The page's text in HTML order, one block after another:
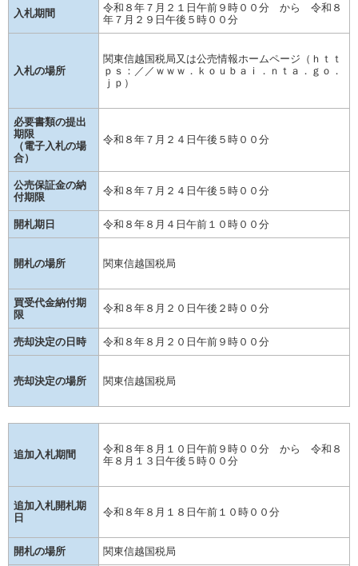
入札期間
令和８年７月２１日午前９時００分 から 令和８
年７月２９日午後５時００分
入札の場所
関東信越国税局又は公売情報ホームページ（ｈｔｔ
ｐｓ：／／ｗｗｗ．ｋｏｕｂａｉ．ｎｔａ．ｇｏ．
ｊｐ）
必要書類の提出
期限
（電子入札の場
合）
令和８年７月２４日午後５時００分
公売保証金の納
付期限
令和８年７月２４日午後５時００分
開札期日 令和８年８月４日午前１０時００分
開札の場所 関東信越国税局
買受代金納付期
限
令和８年８月２０日午後２時００分
売却決定の日時 令和８年８月２０日午前９時００分
売却決定の場所 関東信越国税局
追加入札期間
令和８年８月１０日午前９時００分 から 令和８
年８月１３日午後５時００分
追加入札開札期
日
令和８年８月１８日午前１０時００分
開札の場所 関東信越国税局